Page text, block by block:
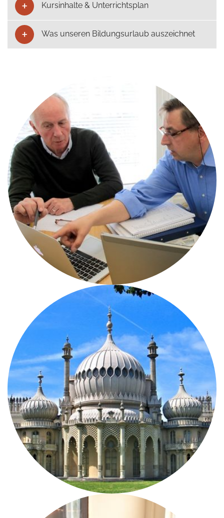
Kursinhalte & Unterrichtsplan
Was unseren Bildungsurlaub auszeichnet